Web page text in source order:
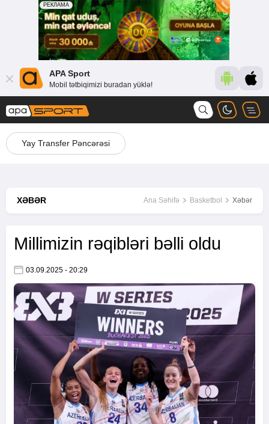
APA Sport
Mobil tətbiqimizi buradan yüklə!
Yay Transfer Pəncərəsi
XƏBƏR Ana Səhifə Basketbol Xəbər
Millimizin rəqibləri bəlli oldu
03.09.2025 - 20:29